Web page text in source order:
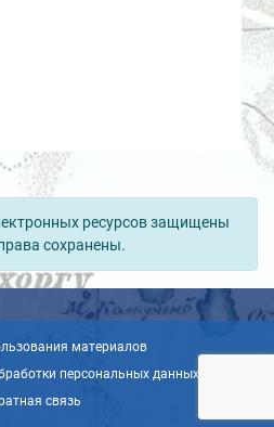
ресурсов защищены
сохранены.
материалов
персональных данных
связь